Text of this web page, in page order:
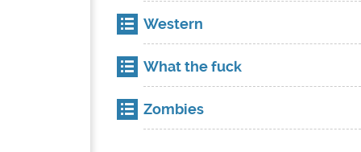
Western
What the fuck
Zombies